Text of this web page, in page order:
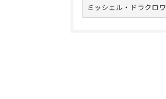
ミッシェル・ドラクロワ